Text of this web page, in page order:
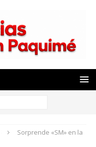
Sorprende «SM» en la